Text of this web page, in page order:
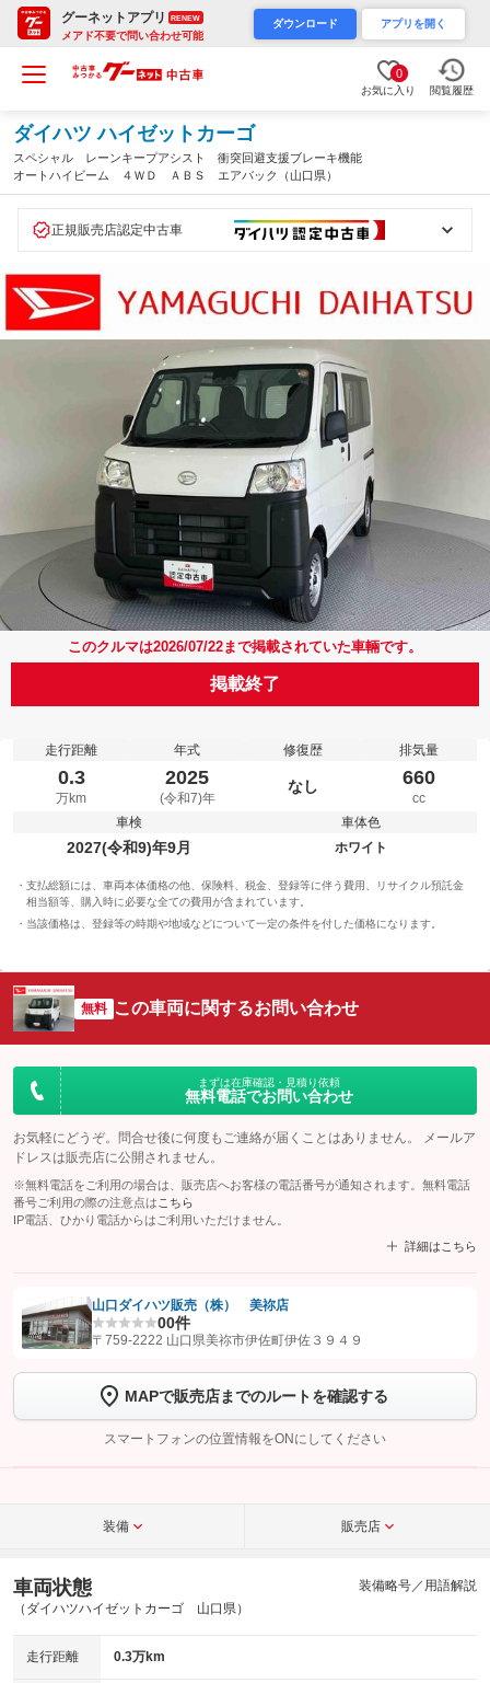
グーネットアプリ RENEW
メアド不要で問い合わせ可能
ダウンロード アプリを開く
0
お気に入り 閲覧履歴
ダイハツ ハイゼットカーゴ
スペシャル レーンキープアシスト 衝突回避支援ブレーキ機能
オートハイビーム ４ＷＤ ＡＢＳ エアバック（山口県）
正規販売店認定中古車
このクルマは2026/07/22まで掲載されていた車輛です。
掲載終了
走行距離
0.3
万km
年式
2025
(令和7)年
修復歴
なし
排気量
660
cc
車検
2027(令和9)年9月
車体色
ホワイト
支払総額には、車両本体価格の他、保険料、税金、登録等に伴う費用、リサイクル預託金
相当額等、購入時に必要な全ての費用が含まれています。
当該価格は、登録等の時期や地域などについて一定の条件を付した価格になります。
無料 この車両に関するお問い合わせ
まずは在庫確認・見積り依頼
無料電話でお問い合わせ
お気軽にどうぞ。問合せ後に何度もご連絡が届くことはありません。 メールア
ドレスは販売店に公開されません。
※無料電話をご利用の場合は、販売店へお客様の電話番号が通知されます。無料電話
番号ご利用の際の注意点は こちら
IP電話、ひかり電話からはご利用いただけません。
詳細はこちら
【STEP1】認証画面でグーネットを友だち追加してから「許可する」ボタンを押
トーク画面で
ボタンをタップして問い合わせを
完了してください。
こちら
山口ダイハツ販売（株） 美祢店
00件
〒759-2222 山口県美祢市伊佐町伊佐３９４９
MAPで販売店までのルートを確認する
スマートフォンの位置情報をONにしてください
装備 販売店
車両状態
（ダイハツハイゼットカーゴ 山口県）
装備略号／用語解説
走行距離 0.3万km